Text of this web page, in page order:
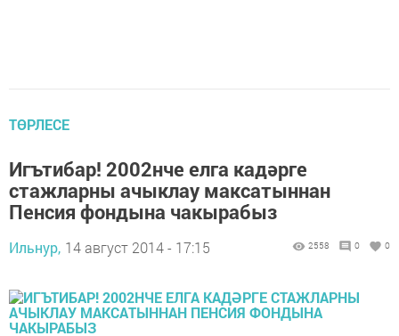
ТӨРЛЕСЕ
Игътибар! 2002нче елга кадәрге
стажларны ачыклау максатыннан
Пенсия фондына чакырабыз
Ильнур, 14 август 2014 - 17:15 2558 0 0